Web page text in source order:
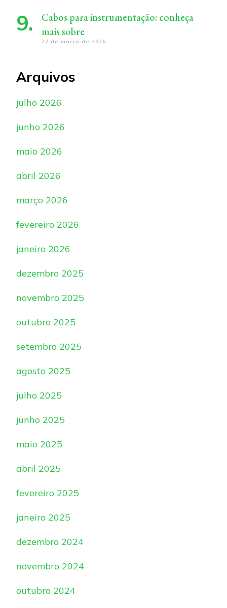
Cabos para instrumentação: conheça
mais sobre
27 de março de 2026
Arquivos
julho 2026
junho 2026
maio 2026
abril 2026
março 2026
fevereiro 2026
janeiro 2026
dezembro 2025
novembro 2025
outubro 2025
setembro 2025
agosto 2025
julho 2025
junho 2025
maio 2025
abril 2025
fevereiro 2025
janeiro 2025
dezembro 2024
novembro 2024
outubro 2024